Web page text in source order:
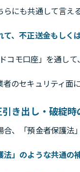
にも共通して言え
、不正送金もしく
コモ口座」を通し
のセキュリティ面
き出し・破綻時
、「預金者保護
」のような共通